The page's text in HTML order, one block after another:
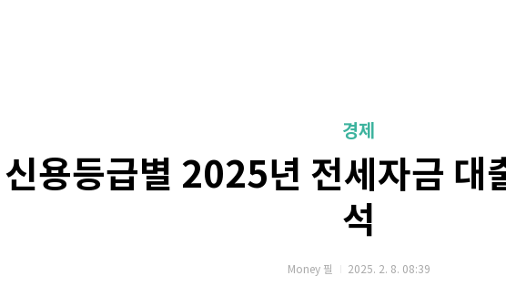
경제
신용등급별 2025년 전세자금 대
석
Money 필 2025. 2. 8. 08:39